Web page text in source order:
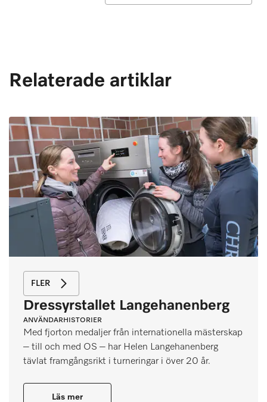
Relaterade artiklar
FLER
Dressyrstallet Langehanenberg
ANVÄNDARHISTORIER
Med fjorton medaljer från internationella mästerskap
– till och med OS – har Helen Langehanenberg
tävlat framgångsrikt i turneringar i över 20 år.
Läs mer